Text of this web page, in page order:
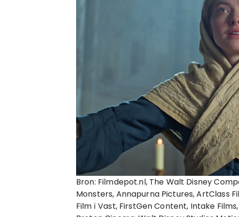
Bron: Filmdepot.nl, The Walt Disney
Monsters, Annapurna Pictures, ArtClass
Film ï Vast, FirstGen Content, Intake